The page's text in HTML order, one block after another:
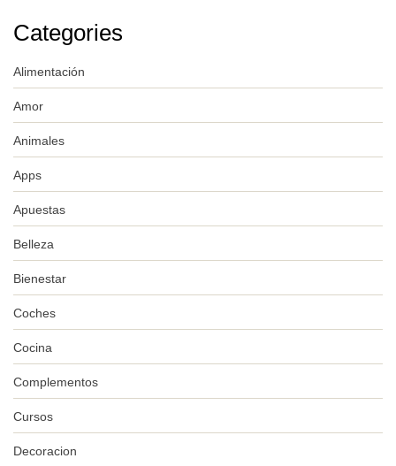
Categories
Alimentación
Amor
Animales
Apps
Apuestas
Belleza
Bienestar
Coches
Cocina
Complementos
Cursos
Decoracion